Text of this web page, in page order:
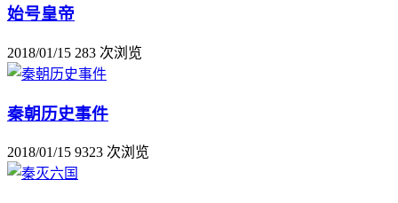
始号皇帝
2018/01/15 283 次浏览
秦朝历史事件
2018/01/15 9323 次浏览